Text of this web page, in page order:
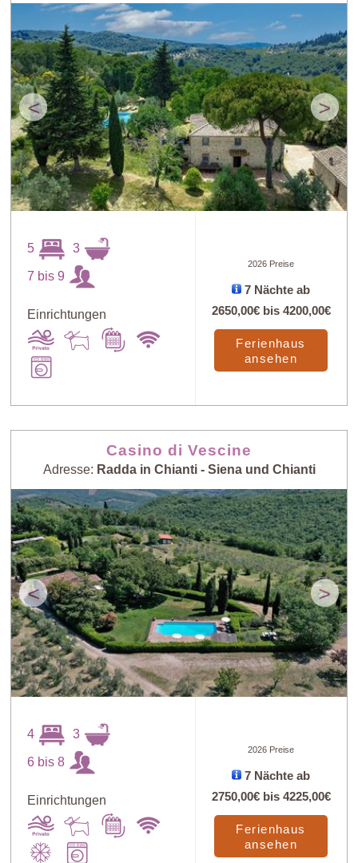
Zufall
Preis: niedrig >
< >
5 3
7 bis 9
Einrichtungen
2026 Preise
7 Nächte ab
2650,00€bis 4200,00€
Ferienhaus
ansehen
Casino di Vescine
Adresse: Radda in Chianti - Siena und Chianti
< >
4 3
6 bis 8
Einrichtungen
2026 Preise
7 Nächte ab
2750,00€bis 4225,00€
Ferienhaus
ansehen